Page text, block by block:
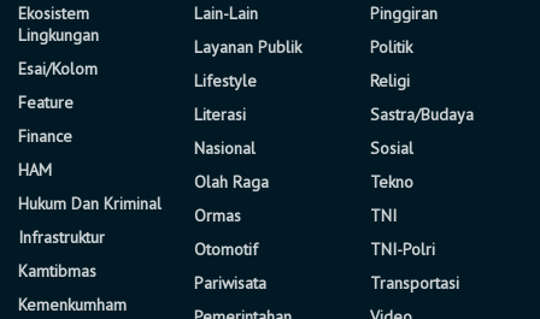
Ekosistem
Lingkungan
Esai/Kolom
Feature
Finance
HAM
Hukum Dan Kriminal
Infrastruktur
Kamtibmas
Kemenkumham
Lain-Lain
Layanan Publik
Lifestyle
Literasi
Nasional
Olah Raga
Ormas
Otomotif
Pariwisata
Pinggiran
Politik
Religi
Sastra/Budaya
Sosial
Tekno
TNI
TNI-Polri
Transportasi